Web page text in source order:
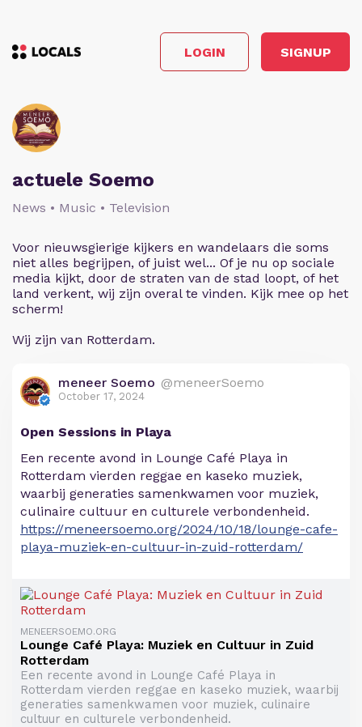
LOGIN SIGNUP
actuele Soemo
News • Music • Television
Voor nieuwsgierige kijkers en wandelaars die soms
niet alles begrijpen, of juist wel... Of je nu op sociale
media kijkt, door de straten van de stad loopt, of het
land verkent, wij zijn overal te vinden. Kijk mee op het
scherm!
Wij zijn van Rotterdam.
meneer Soemo @meneerSoemo
October 17, 2024
Open Sessions in Playa
Een recente avond in Lounge Café Playa in
Rotterdam vierden reggae en kaseko muziek,
waarbij generaties samenkwamen voor muziek,
culinaire cultuur en culturele verbondenheid.
https://meneersoemo.org/2024/10/18/lounge-cafe-
playa-muziek-en-cultuur-in-zuid-rotterdam/
MENEERSOEMO.ORG
Lounge Café Playa: Muziek en Cultuur in Zuid
Rotterdam
Een recente avond in Lounge Café Playa in
Rotterdam vierden reggae en kaseko muziek, waarbij
generaties samenkwamen voor muziek, culinaire
cultuur en culturele verbondenheid.